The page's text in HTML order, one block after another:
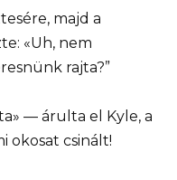
majd a
«Uh, nem
rajta?”
— árulta el Kyle, a
okosat csinált!